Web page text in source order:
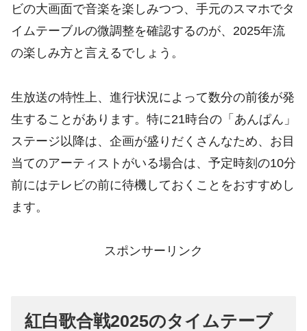
ビの大画面で音楽を楽しみつつ、手元のスマホでタ
イムテーブルの微調整を確認するのが、2025年流
の楽しみ方と言えるでしょう。
生放送の特性上、進行状況によって数分の前後が発
生することがあります。特に21時台の「あんぱん」
ステージ以降は、企画が盛りだくさんなため、お目
当てのアーティストがいる場合は、予定時刻の10分
前にはテレビの前に待機しておくことをおすすめし
ます。
スポンサーリンク
紅白歌合戦2025のタイムテーブ